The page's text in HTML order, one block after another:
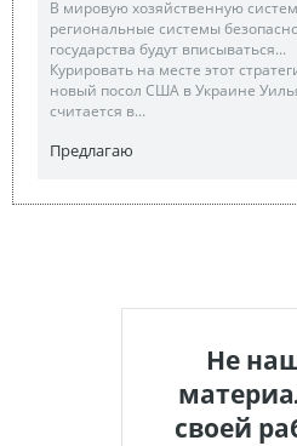
В мировую хозяйственную
региональные системы
государства будут вписываться...
Курировать на месте этот
новый посол США в Украине
считается в...
Предлагаю
Не
своей